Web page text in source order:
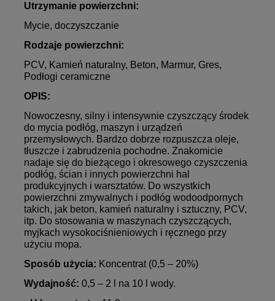
Utrzymanie powierzchni:
Mycie, doczyszczanie
Rodzaje powierzchni:
PCV, Kamień naturalny, Beton, Marmur, Gres,
Podłogi ceramiczne
OPIS:
Nowoczesny, silny i intensywnie czyszczący środek
do mycia podłóg, maszyn i urządzeń
przemysłowych. Bardzo dobrze rozpuszcza oleje,
tłuszcze i zabrudzenia pochodne. Znakomicie
nadaje się do bieżącego i okresowego czyszczenia
podłóg, ścian i innych powierzchni hal
produkcyjnych i warsztatów. Do wszystkich
powierzchni zmywalnych i podłóg wodoodpornych
takich, jak beton, kamień naturalny i sztuczny, PCV,
itp. Do stosowania w maszynach czyszczących,
myjkach wysokociśnieniowych i ręcznego przy
użyciu mopa.
Sposób użycia: Koncentrat (0,5 – 20%)
Wydajność: 0,5 – 2 l na 10 l wody.